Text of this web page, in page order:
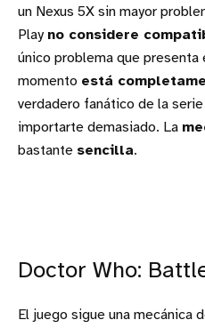
un Nexus 5X sin mayor
Play no considere
único problema que
momento está
verdadero fanático de la
importarte demasiado. La
bastante sencilla.
Doctor Who:
El juego sigue una mecánica